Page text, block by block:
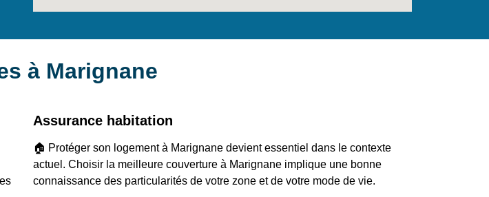
à Marignane
Assurance habitation
🏠 Protéger son logement à Marignane devient essentiel dans le contexte
actuel. Choisir la meilleure couverture à Marignane implique une bonne
connaissance des particularités de votre zone et de votre mode de vie.